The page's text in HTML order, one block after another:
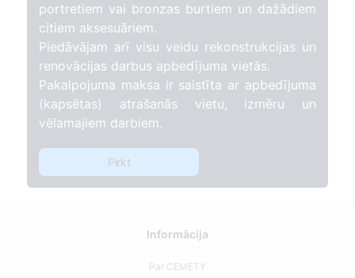
portretiem vai bronzas burtiem un dažādiem
citiem aksesuāriem.
Piedāvājam arī visu veidu rekonstrukcijas un
renovācijas darbus apbedījuma vietās.
Pakalpojuma maksa ir saistīta ar apbedījuma
(kapsētas) atrašanās vietu, izmēru un
vēlamajiem darbiem.
Pirkt
Informācija
Par CEMETY